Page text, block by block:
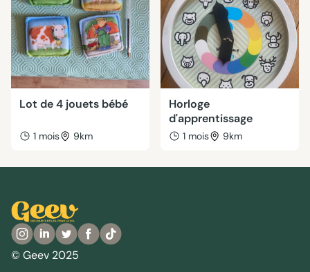
Lot de 4 jouets bébé
1 mois 9km
Horloge
d'apprentissage
1 mois 9km
© Geev 2025